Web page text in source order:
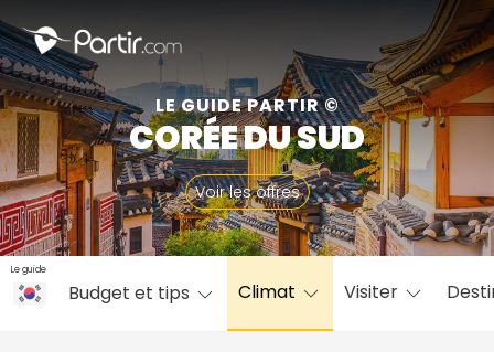
LE GUIDE PARTIR ©
CORÉE DU SUD
Voir les offres
Le guide
Budget et tips Climat Visiter
Fermer
📍 Destinations populaires
☀️ Où partir par mois
Mars Avril